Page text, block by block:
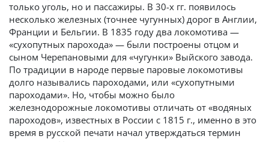
только уголь, но и пассажиры. В 30-х гг. появилось
несколько железных (точнее чугунных) дорог в Англии,
Франции и Бельгии. В 1835 году два локомотива —
«сухопутных парохода» — были построены отцом и
сыном Черепановыми для «чугунки» Выйского завода.
По традиции в народе первые паровые локомотивы
долго назывались пароходами, или «сухопутными
пароходами». Но, чтобы можно было
железнодорожные локомотивы отличать от «водяных
пароходов», известных в России с 1815 г., именно в это
время в русской печати начал утверждаться термин